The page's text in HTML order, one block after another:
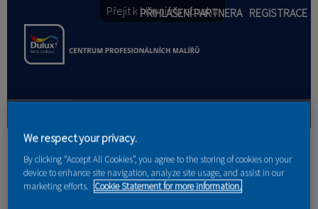
Přejít k hlavnímu obsahu
PŘIHLÁŠENÍ PARTNERA REGISTRACE
PRODUKTY
PRODUKTOVÉ NOVINKY
Jste zde
We respect your privacy.
By clicking “Accept All Cookies”, you agree to the storing of cookies on your
device to enhance site navigation, analyze site usage, and assist in our
marketing efforts. Cookie Statement for more information.